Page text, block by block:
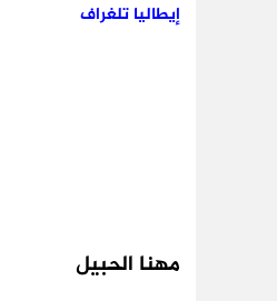
إيطاليا تلغراف
مهنا الحبيل